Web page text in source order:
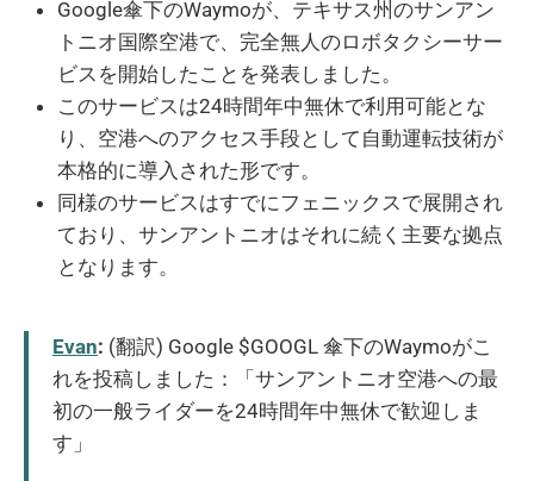
Google傘下のWaymoが、テキサス州のサンアン
トニオ国際空港で、完全無人のロボタクシーサー
ビスを開始したことを発表しました。
このサービスは24時間年中無休で利用可能とな
り、空港へのアクセス手段として自動運転技術が
本格的に導入された形です。
同様のサービスはすでにフェニックスで展開され
ており、サンアントニオはそれに続く主要な拠点
となります。
Evan: (翻訳) Google $GOOGL 傘下のWaymoがこ
れを投稿しました：「サンアントニオ空港への最
初の一般ライダーを24時間年中無休で歓迎しま
す」